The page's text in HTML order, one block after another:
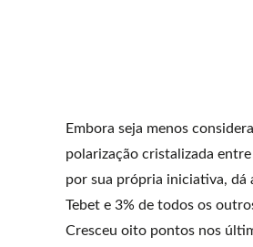
Embora seja menos
polarização cristalizada
por sua própria iniciativa, dá
Tebet e 3% de todos os
Cresceu oito pontos nos